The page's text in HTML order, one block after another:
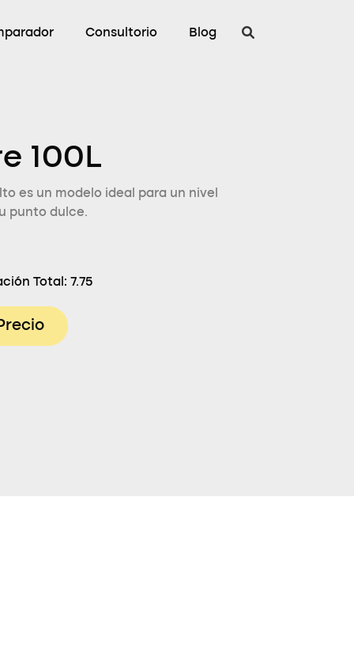
Consultorio Blog
100L
es un modelo ideal para un nivel
punto dulce.
Total: 7.75